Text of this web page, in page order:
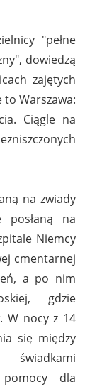
"pełne
dowiedzą
zajętych
to Warszawa:
Ciągle na
na zwiady
posłaną na
Niemcy
cmentarnej
a po nim
gdzie
W nocy z 14
się między
pomocy dla